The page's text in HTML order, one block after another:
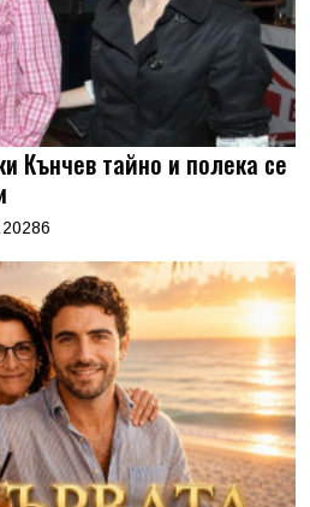
Кънчев тайно и полека се
20286